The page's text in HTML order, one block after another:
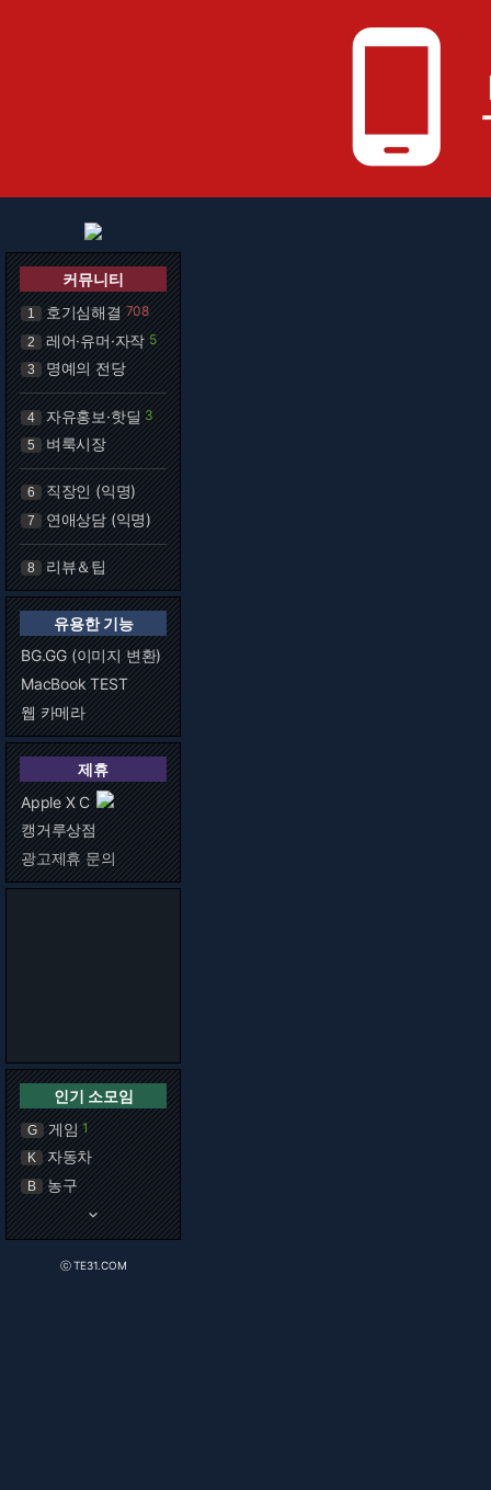
phone_android
커뮤니티
1 호기심해결 708
2 레어·유머·자작 5
3 명예의 전당
4 자유홍보·핫딜 3
5 벼룩시장
6 직장인 (익명)
7 연애상담 (익명)
8 리뷰＆팁
유용한 기능
BG.GG (이미지 변환)
MacBook TEST
웹 카메라
제휴
Apple X C
캥거루상점
광고제휴 문의
인기 소모임
G 게임 1
K 자동차
B 농구
keyboard_arrow_down
ⓒ TE31.COM